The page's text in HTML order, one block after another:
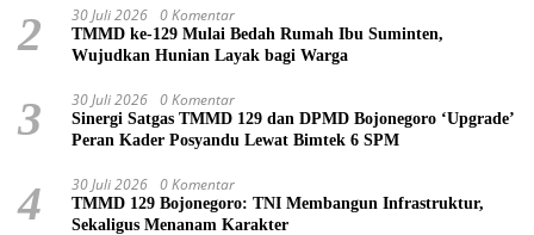
2 30 Juli 2026 0 Komentar
TMMD ke-129 Mulai Bedah Rumah Ibu Suminten,
Wujudkan Hunian Layak bagi Warga
3 30 Juli 2026 0 Komentar
Sinergi Satgas TMMD 129 dan DPMD Bojonegoro ‘Upgrade’
Peran Kader Posyandu Lewat Bimtek 6 SPM
4 30 Juli 2026 0 Komentar
TMMD 129 Bojonegoro: TNI Membangun Infrastruktur,
Sekaligus Menanam Karakter